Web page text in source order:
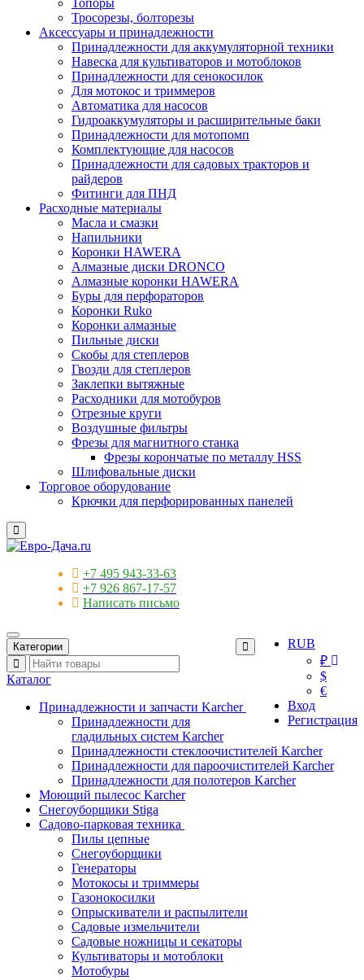
Топоры
Тросорезы, болторезы
Аксессуары и принадлежности
Принадлежности для аккумуляторной техники
Навеска для культиваторов и мотоблоков
Принадлежности для сенокосилок
Для мотокос и триммеров
Автоматика для насосов
Гидроаккумуляторы и расширительные баки
Принадлежности для мотопомп
Комплектующие для насосов
Принадлежности для садовых тракторов и
райдеров
Фитинги для ПНД
Расходные материалы
Масла и смазки
Напильники
Коронки HAWERA
Алмазные диски DRONCO
Алмазные коронки HAWERA
Буры для перфораторов
Коронки Ruko
Коронки алмазные
Пильные диски
Скобы для степлеров
Гвозди для степлеров
Заклепки вытяжные
Расходники для мотобуров
Отрезные круги
Воздушные фильтры
Фрезы для магнитного станка
Фрезы корончатые по металлу HSS
Шлифовальные диски
Торговое оборудование
Крючки для перфорированных панелей
+7 495 943-33-63
+7 926 867-17-57
Написать письмо
RUB
₽
$
€
Вход
Регистрация
Категории
Каталог
Принадлежности и запчасти Karcher
Принадлежности для
гладильных систем Karcher
Принадлежности стеклоочистителей Karcher
Принадлежности для пароочистителей Karcher
Принадлежности для полотеров Karcher
Моющий пылесос Karcher
Снегоуборщики Stiga
Садово-парковая техника
Пилы цепные
Снегоуборщики
Генераторы
Мотокосы и триммеры
Газонокосилки
Опрыскиватели и распылители
Садовые измельчители
Садовые ножницы и секаторы
Культиваторы и мотоблоки
Мотобуры